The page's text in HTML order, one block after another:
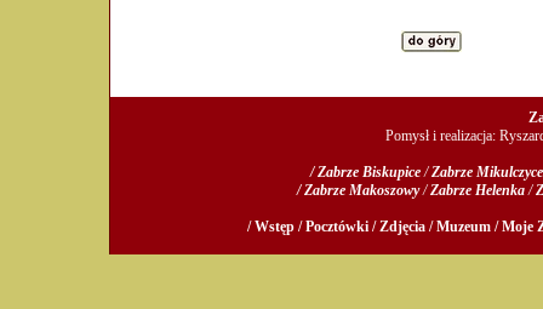
Pomysł i realizacja:
/ Zabrze Biskupice/Zabrze Mikulczyce
/ Zabrze Makoszowy/Zabrze Helenka/
/ Wstęp / Pocztówki / Zdjęcia / Muzeum / Moje